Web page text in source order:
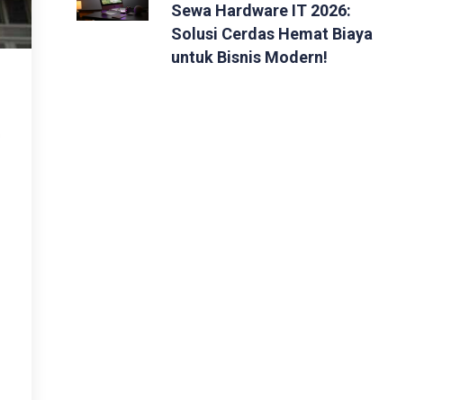
Sewa Hardware IT 2026:
Solusi Cerdas Hemat Biaya
untuk Bisnis Modern!